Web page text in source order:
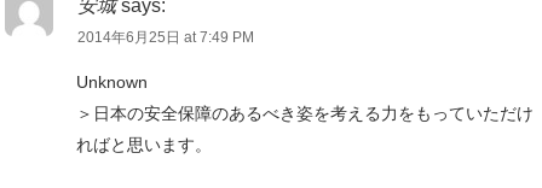
安城 says:
2014年6月25日 at 7:49 PM
Unknown
＞日本の安全保障のあるべき姿を考える力をもっていただけ
ればと思います。